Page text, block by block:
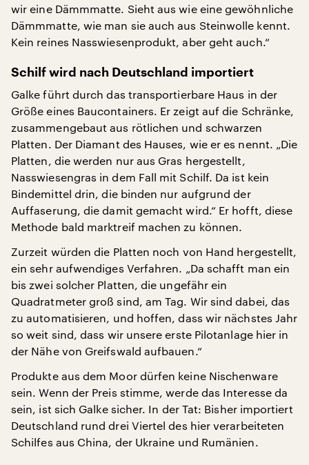
wir eine Dämmmatte. Sieht aus wie eine gewöhnliche
Dämmmatte, wie man sie auch aus Steinwolle kennt.
Kein reines Nasswiesenprodukt, aber geht auch.“
Schilf wird nach Deutschland importiert
Galke führt durch das transportierbare Haus in der
Größe eines Baucontainers. Er zeigt auf die Schränke,
zusammengebaut aus rötlichen und schwarzen
Platten. Der Diamant des Hauses, wie er es nennt. „Die
Platten, die werden nur aus Gras hergestellt,
Nasswiesengras in dem Fall mit Schilf. Da ist kein
Bindemittel drin, die binden nur aufgrund der
Auffaserung, die damit gemacht wird.“ Er hofft, diese
Methode bald marktreif machen zu können.
Zurzeit würden die Platten noch von Hand hergestellt,
ein sehr aufwendiges Verfahren. „Da schafft man ein
bis zwei solcher Platten, die ungefähr ein
Quadratmeter groß sind, am Tag. Wir sind dabei, das
zu automatisieren, und hoffen, dass wir nächstes Jahr
so weit sind, dass wir unsere erste Pilotanlage hier in
der Nähe von Greifswald aufbauen.“
Produkte aus dem Moor dürfen keine Nischenware
sein. Wenn der Preis stimme, werde das Interesse da
sein, ist sich Galke sicher. In der Tat: Bisher importiert
Deutschland rund drei Viertel des hier verarbeiteten
Schilfes aus China, der Ukraine und Rumänien.